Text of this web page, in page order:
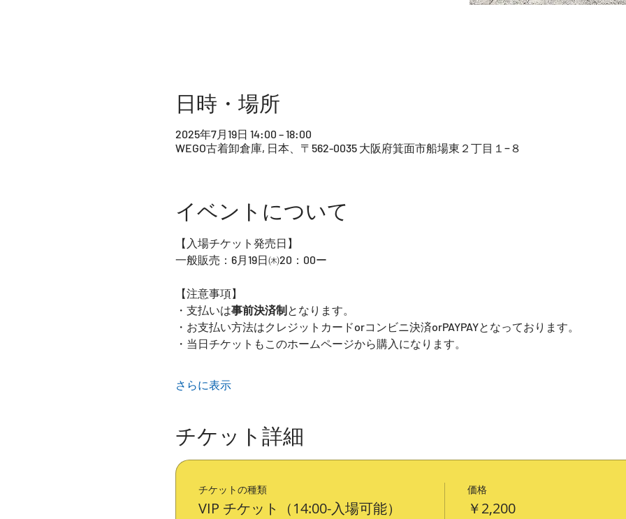
日時・場所
2025年7月19日 14:00 – 18:00
WEGO古着卸倉庫, 日本、〒562-0035 大阪府箕面市船場東２丁目１−８
イベントについて
【入場チケット発売日】
一般販売：6月19日㈭20：00ー
【注意事項】
・支払いは事前決済制となります。
・お支払い方法はクレジットカードorコンビニ決済orPAYPAYとなっております。
・当日チケットもこのホームページから購入になります。
さらに表示
チケット詳細
チケットの種類
VIP チケット（14:00-入場可能）
価格
￥2,200